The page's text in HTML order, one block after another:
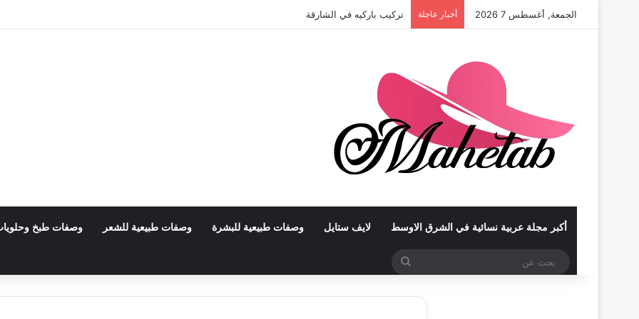
الجمعة, أغسطس 7 2026 أخبار عاجلة تركيب باركيه في الشارقة
أكبر مجلة عربية نسائية في الشرق الاوسط لايف ستايل وصفات طبيعية للبشرة وصفات طبيعية للشعر وصفات طبخ
بحث